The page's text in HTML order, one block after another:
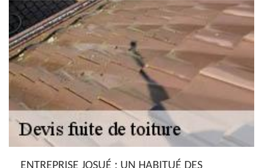
ENTREPRISE JOSUÉ : UN HABITUÉ DES